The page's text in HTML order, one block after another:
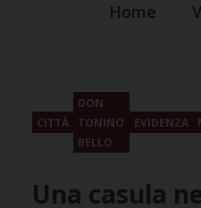
Home
CITTÀ
DON
TONINO
BELLO
EVIDENZA
Una casula